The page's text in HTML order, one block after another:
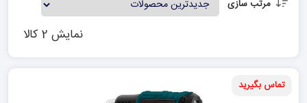
مرتب سازی
نمایش 2 کالا
تماس بگیرید